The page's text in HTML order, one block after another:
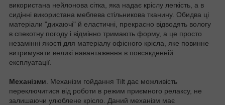
використана нейлонова сітка, яка надає кріслу легкість, а в
сидінні використана меблева стільникова тканину. Обидва ці
матеріали "дихаючі" й еластичні, прекрасно відводять вологу
в спекотну погоду і відмінно тримають форму, а це просто
незамінні якості для матеріалу офісного крісла, яке повинне
витримувати великі навантаження в повсякденній
експлуатації.
Механізми . Механізм гойдання Tilt дає можливість
переключитися від роботи в режим приємного релаксу, не
залишаючи улюблене крісло. Даний механізм має